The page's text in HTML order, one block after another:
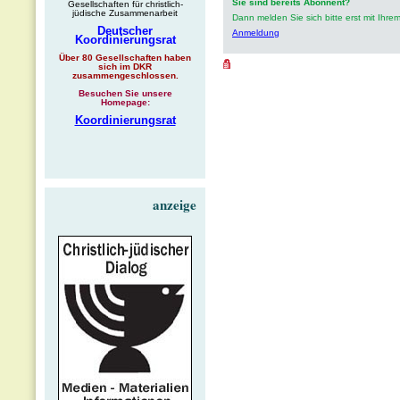
Gesellschaften für christlich-
jüdische Zusammenarbeit
Deutscher
Koordinierungsrat
Über 80 Gesellschaften haben
sich im DKR
zusammengeschlossen.
Besuchen Sie unsere
Homepage:
Koordinierungsrat
anzeige
Sie sind bereits Abonnent?
Dann melden Sie sich bitte erst mit
Anmeldung